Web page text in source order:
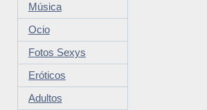
Música
Ocio
Fotos Sexys
Eróticos
Adultos